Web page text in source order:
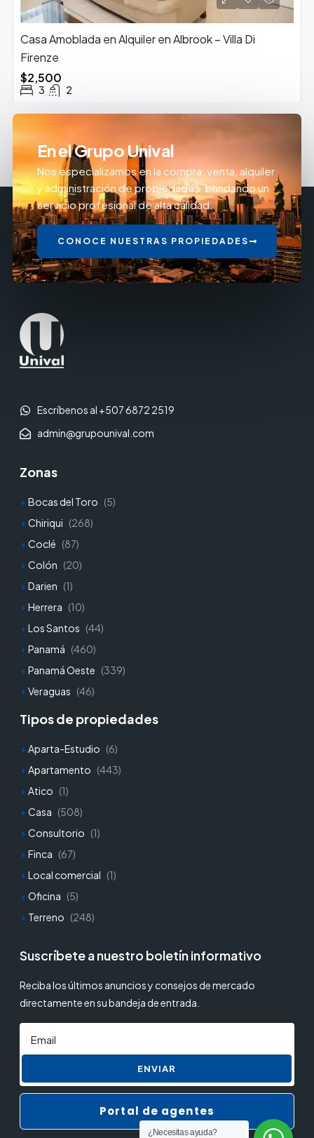
Casa Amoblada en Alquiler en Albrook – Villa Di
Firenze
$2,500
3 2
En el Grupo Unival
Nos especializamos en la compra, venta, alquiler
y administración de propiedades, brindando un
servicio profesional de alta calidad.
CONOCE NUESTRAS PROPIEDADES
Escríbenos al +507 6872 2519
admin@grupounival.com
Zonas
Bocas del Toro (5)
Chiriqui (268)
Coclé (87)
Colón (20)
Darien (1)
Herrera (10)
Los Santos (44)
Panamá (460)
Panamá Oeste (339)
Veraguas (46)
Tipos de propiedades
Aparta-Estudio (6)
Apartamento (443)
Atico (1)
Casa (508)
Consultorio (1)
Finca (67)
Local comercial (1)
Oficina (5)
Terreno (248)
Suscríbete a nuestro boletín informativo
Reciba los últimos anuncios y consejos de mercado
directamente en su bandeja de entrada.
ENVIAR
Portal de agentes
¿Necesitas ayuda?